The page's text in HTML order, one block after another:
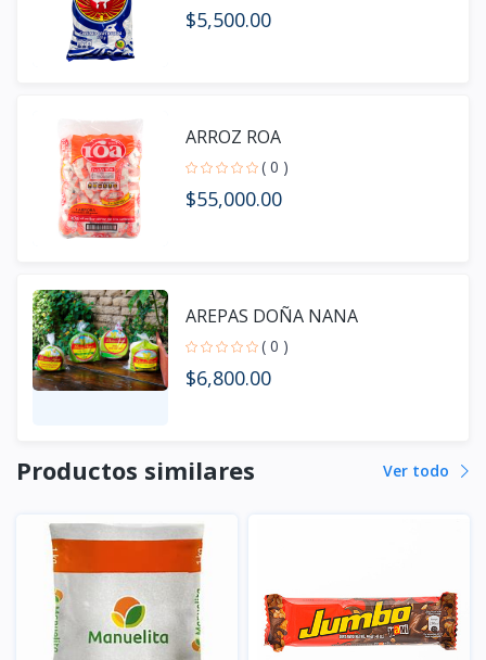
$5,500.00
ARROZ ROA
( 0 )
$55,000.00
AREPAS DOÑA NANA
( 0 )
$6,800.00
Productos similares Ver todo